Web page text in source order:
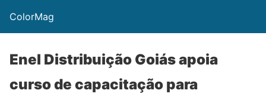
ColorMag
Enel Distribuição Goiás apoia
curso de capacitação para